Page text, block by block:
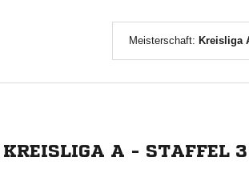
Meisterschaft: Kreisliga
KREISLIGA A - STAFFEL 3